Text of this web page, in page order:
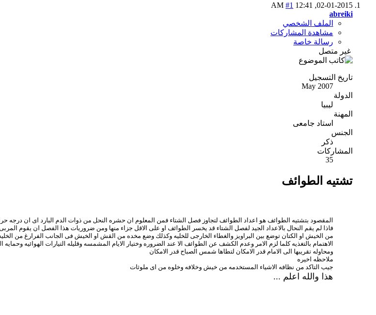
02-01-2015,
12:41 AM
#1
abreiki
الملف الشخصي
مشاهدة المشاركات
رسالة خاصة
غير متصل
تاريخ التسجيل
May 2007
الدولة
ليبيا
المهنة
استاد جامعى
الجنس
ذكر
المشاركات
35
تشتيه الطوائف
المقصود بتشتيه الطوائف هو اعداد الطوائف لتجاوز فصل الشتاء فمن المعلوم ان حشره النحل من ذوات الدم البارد اى ان درجه
فاذا لم يقم النحال بالاعداد الجيد لفصل الشتاء قد يخسر الطوائف او على الاقل جزاء منها ومن ضروريات هذا الفصل ان يقوم
من الخيش او الكتان توضع بين البراويز والغطاء الخارجى للخليه وكذلك وضع مخده من القش او الخيش فى الجانب الفرارغ من
الاهتمام بالتغذيه كلما لزم الامر وعدم الكشف عن الطوائف الا عند الضروره وختيار الايام المشمسه وقليله التيارات الهوائيه
ومحاوله تقريبها الى الامام قدر الامكان لتطاها شمس الصباح قدر الامكان
ملاحظه اخيره
جيب التاكد من نظافه الاشياء المستخدمه من خيش وخلافه وخلوه من اى ملوثات
هذا والله اعلم ...